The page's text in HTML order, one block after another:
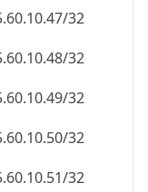
32
32
32
32
32